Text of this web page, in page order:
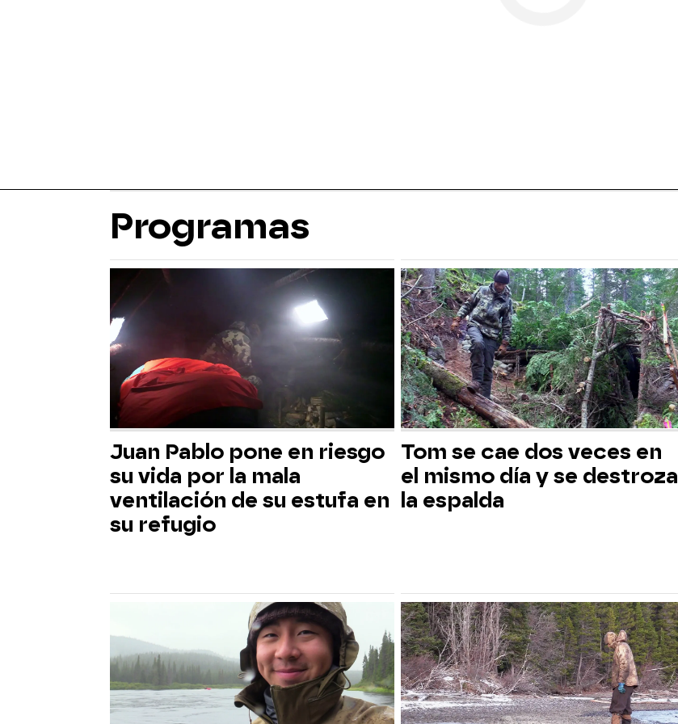
Programas
Juan Pablo pone en riesgo
su vida por la mala
ventilación de su estufa en
su refugio
Tom se cae dos veces en
el mismo día y se destroza
la espalda